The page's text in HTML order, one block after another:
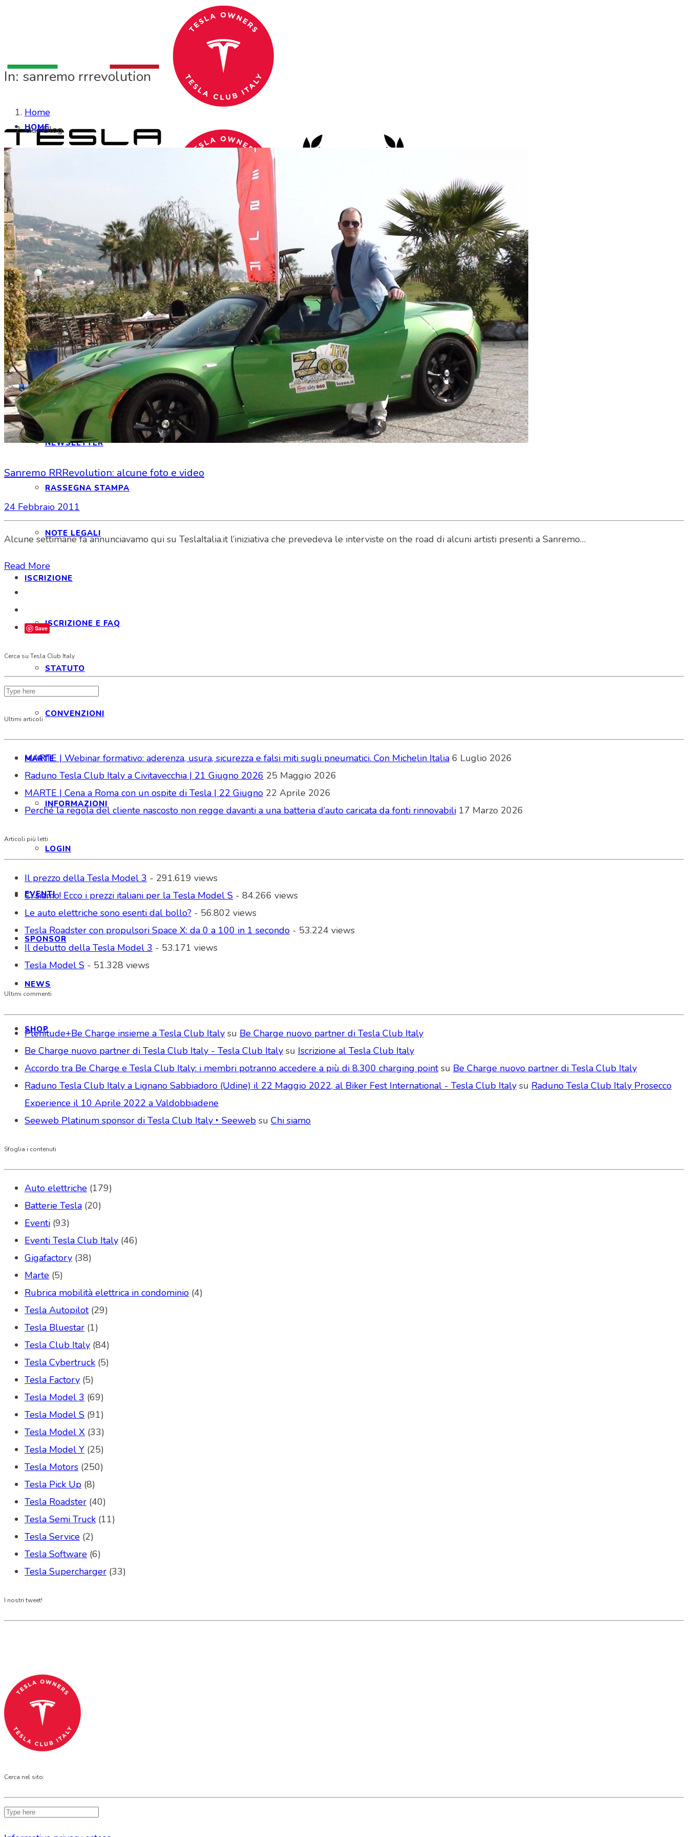
HOME
CHI SIAMO
CONTATTI
INTERAGIAMO!
DICONO DI NOI
DICONO DI TESLA
NEWSLETTER
RASSEGNA STAMPA
NOTE LEGALI
ISCRIZIONE
ISCRIZIONE E FAQ
STATUTO
CONVENZIONI
MARTE
INFORMAZIONI
LOGIN
EVENTI
SPONSOR
NEWS
SHOP
Search Site
In: sanremo rrrevolution
Home
Our Blog
Sanremo RRRevolution: alcune foto e video
24 Febbraio 2011
Alcune settimane fa annunciavamo qui su TeslaItalia.it l’iniziativa che prevedeva le interviste on the road di alcuni artisti presenti a Sanremo…
Read More
Save
Cerca su Tesla Club Italy
Ultimi articoli
MARTE | Webinar formativo: aderenza, usura, sicurezza e falsi miti sugli pneumatici. Con Michelin Italia 6 Luglio 2026
Raduno Tesla Club Italy a Civitavecchia | 21 Giugno 2026 25 Maggio 2026
MARTE | Cena a Roma con un ospite di Tesla | 22 Giugno 22 Aprile 2026
Perché la regola del cliente nascosto non regge davanti a una batteria d’auto caricata da fonti rinnovabili 17 Marzo 2026
Articoli più letti
Il prezzo della Tesla Model 3 - 291.619 views
Ci siamo! Ecco i prezzi italiani per la Tesla Model S - 84.266 views
Le auto elettriche sono esenti dal bollo? - 56.802 views
Tesla Roadster con propulsori Space X: da 0 a 100 in 1 secondo - 53.224 views
Il debutto della Tesla Model 3 - 53.171 views
Tesla Model S - 51.328 views
Ultimi commenti
Plenitude+Be Charge insieme a Tesla Club Italy su Be Charge nuovo partner di Tesla Club Italy
Be Charge nuovo partner di Tesla Club Italy - Tesla Club Italy su Iscrizione al Tesla Club Italy
Accordo tra Be Charge e Tesla Club Italy: i membri potranno accedere a più di 8.300 charging pointsu Be Charge nuovo partner di Tesla Club Italy
Raduno Tesla Club Italy a Lignano Sabbiadoro (Udine) il 22 Maggio 2022, al Biker Fest International - Tesla Club Italy su Raduno Tesla Club Italy Prosecco
Experience il 10 Aprile 2022 a Valdobbiadene
Seeweb Platinum sponsor di Tesla Club Italy ‣ Seeweb su Chi siamo
Sfoglia i contenuti
Auto elettriche (179)
Batterie Tesla (20)
Eventi (93)
Eventi Tesla Club Italy (46)
Gigafactory (38)
Marte (5)
Rubrica mobilità elettrica in condominio (4)
Tesla Autopilot(29)
Tesla Bluestar (1)
Tesla Club Italy (84)
Tesla Cybertruck (5)
Tesla Factory (5)
Tesla Model 3 (69)
Tesla Model S (91)
Tesla Model X (33)
Tesla Model Y (25)
Tesla Motors (250)
Tesla Pick Up (8)
Tesla Roadster (40)
Tesla Semi Truck (11)
Tesla Service (2)
Tesla Software (6)
Tesla Supercharger (33)
I nostri tweet!
Cerca nel sito: